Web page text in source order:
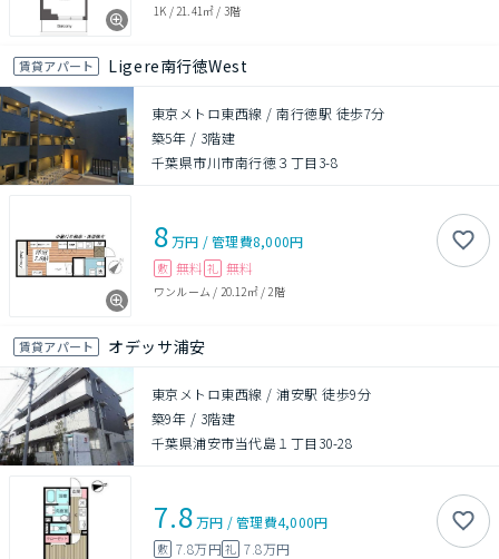
1K / 21.41㎡ / 3階
賃貸アパート Ligere南行徳West
東京メトロ東西線 / 南行徳駅 徒歩7分
築5年 / 3階建
千葉県市川市南行徳３丁目3-8
8万円 /管理費8,000円
敷 無料 礼 無料
ワンルーム / 20.12㎡/ 2階
賃貸アパート オデッサ浦安
東京メトロ東西線 / 浦安駅 徒歩9分
築9年 / 3階建
千葉県浦安市当代島１丁目30-28
7.8万円 /管理費4,000円
敷 7.8万円礼 7.8万円